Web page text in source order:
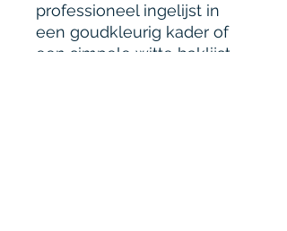
professioneel ingelijst in
een goudkleurig kader of
een simpele witte baklijst